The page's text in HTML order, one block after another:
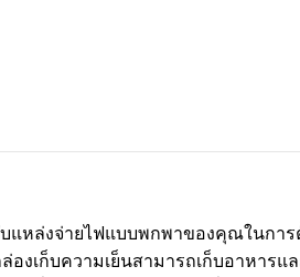
แหล่งจ่ายไฟแบบพกพาของคุณในกา
งเก็บความเย็นสามารถเก็บอาหารแ